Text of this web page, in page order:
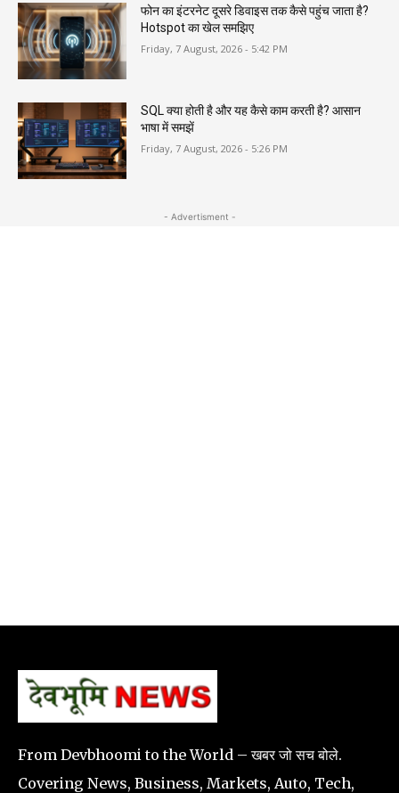
फोन का इंटरनेट दूसरे डिवाइस तक कैसे पहुंच जाता है?
Hotspot का खेल समझिए
Friday, 7 August, 2026 - 5:42 PM
SQL क्या होती है और यह कैसे काम करती है? आसान
भाषा में समझें
Friday, 7 August, 2026 - 5:26 PM
- Advertisment -
From Devbhoomi to the World – खबर जो सच बोले.
Covering News, Business, Markets, Auto, Tech,